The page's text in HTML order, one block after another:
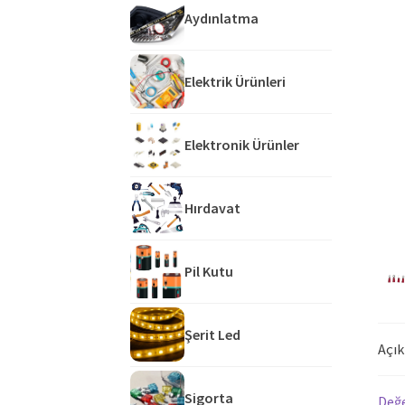
Aydınlatma
Elektrik Ürünleri
Elektronik Ürünler
Hırdavat
Pil Kutu
Şerit Led
Sigorta